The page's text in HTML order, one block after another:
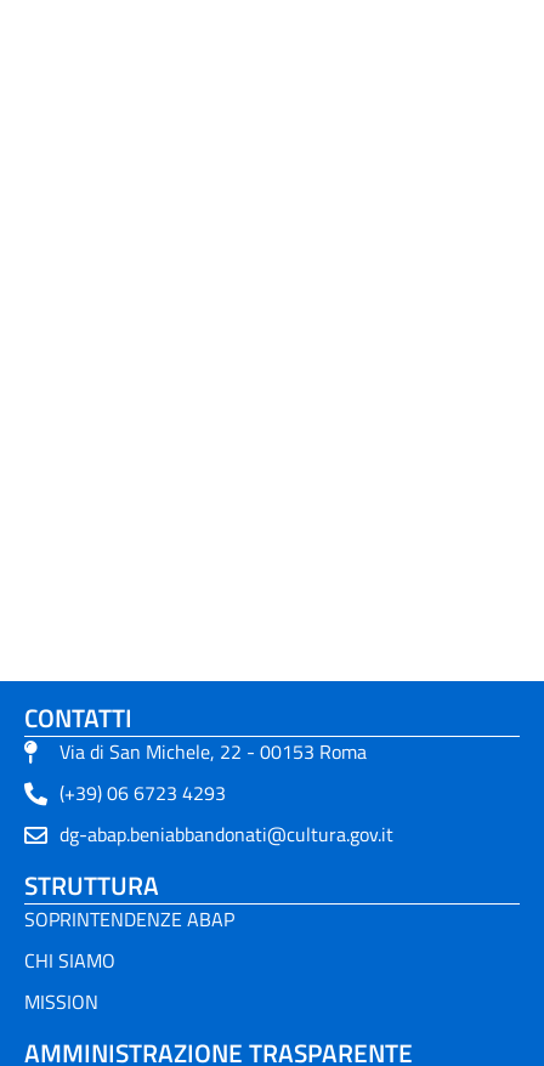
CONTATTI
Via di San Michele, 22 - 00153 Roma
(+39) 06 6723 4293
dg-abap.beniabbandonati@cultura.gov.it
STRUTTURA
SOPRINTENDENZE ABAP
CHI SIAMO
MISSION
AMMINISTRAZIONE TRASPARENTE